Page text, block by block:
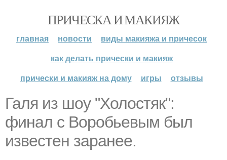
ПРИЧЕСКА И МАКИЯЖ
главная новости
виды макияжа и причесок
как делать прически и макияж
прически и макияж на дому
игры отзывы
Галя из шоу "Холостяк":
финал с Воробьевым был
известен заранее.